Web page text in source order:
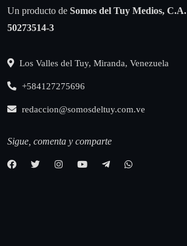
Un producto de Somos del Tuy Medios, C.A.
50273514-3
Los Valles del Tuy, Miranda, Venezuela
+584127275696
redaccion@somosdeltuy.com.ve
Sigue, comenta y comparte